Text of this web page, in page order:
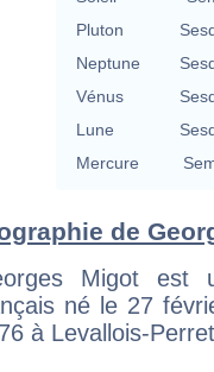
Pluton
Neptune
Vénus
Lune
Mercure
de
Migot est
né le 27
à Levallois-